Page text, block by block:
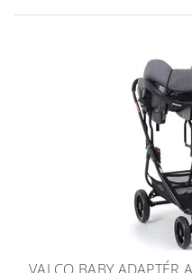
VALCO BABY ADAPTÉR